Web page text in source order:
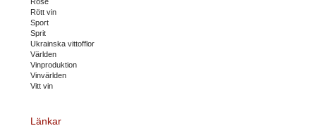
Rött vin
Sport
Sprit
Ukrainska vittofflor
Världen
Vinproduktion
Vinvärlden
Vitt vin
Länkar